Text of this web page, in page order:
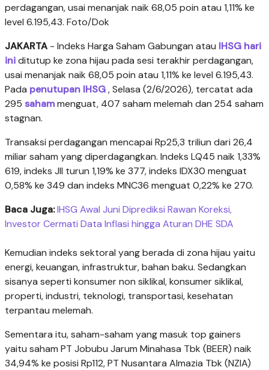
perdagangan, usai menanjak naik 68,05 poin atau 1,11% ke
level 6.195,43. Foto/Dok
JAKARTA - Indeks Harga Saham Gabungan atau IHSG hari
iniditutup ke zona hijau pada sesi terakhir perdagangan,
usai menanjak naik 68,05 poin atau 1,11% ke level 6.195,43.
Pada penutupan IHSG, Selasa (2/6/2026), tercatat ada
295 sahammenguat, 407 saham melemah dan 254 saham
stagnan.
Transaksi perdagangan mencapai Rp25,3 triliun dari 26,4
miliar saham yang diperdagangkan. Indeks LQ45 naik 1,33%
619, indeks JII turun 1,19% ke 377, indeks IDX30 menguat
0,58% ke 349 dan indeks MNC36 menguat 0,22% ke 270.
Baca Juga:IHSG Awal Juni Diprediksi Rawan Koreksi,
Investor Cermati Data Inflasi hingga Aturan DHE SDA
Kemudian indeks sektoral yang berada di zona hijau yaitu
energi, keuangan, infrastruktur, bahan baku. Sedangkan
sisanya seperti konsumer non siklikal, konsumer siklikal,
properti, industri, teknologi, transportasi, kesehatan
terpantau melemah.
Sementara itu, saham-saham yang masuk top gainers
yaitu saham PT Jobubu Jarum Minahasa Tbk (BEER) naik
34,94% ke posisi Rp112, PT Nusantara Almazia Tbk (NZIA)